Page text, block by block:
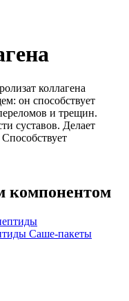
коллагена
он способствует
и трещин.
суставов. Делает
компонентом
Саше-пакеты